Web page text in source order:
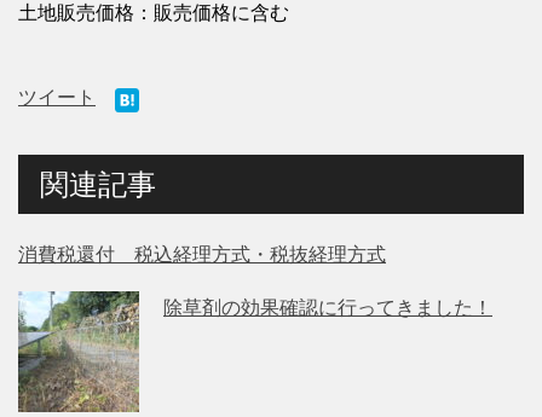
土地販売価格：販売価格に含む
ツイート
関連記事
消費税還付 税込経理方式・税抜経理方式
除草剤の効果確認に行ってきました！